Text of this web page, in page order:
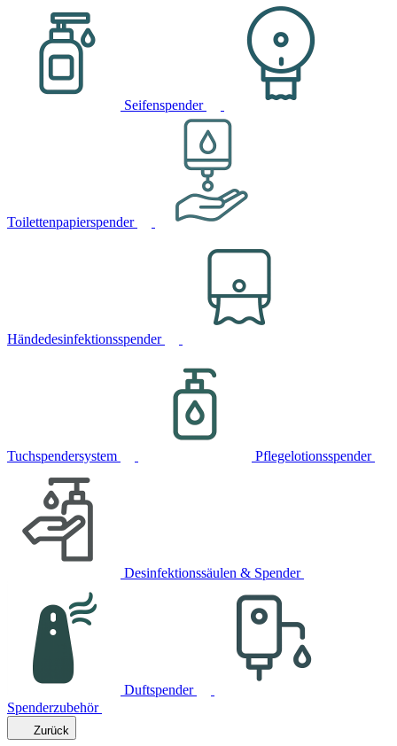
Seifenspender
Toilettenpapierspender
Händedesinfektionsspender
Tuchspendersystem Pflegelotionsspender
Desinfektionssäulen & Spender
Duftspender
Spenderzubehör
Zurück